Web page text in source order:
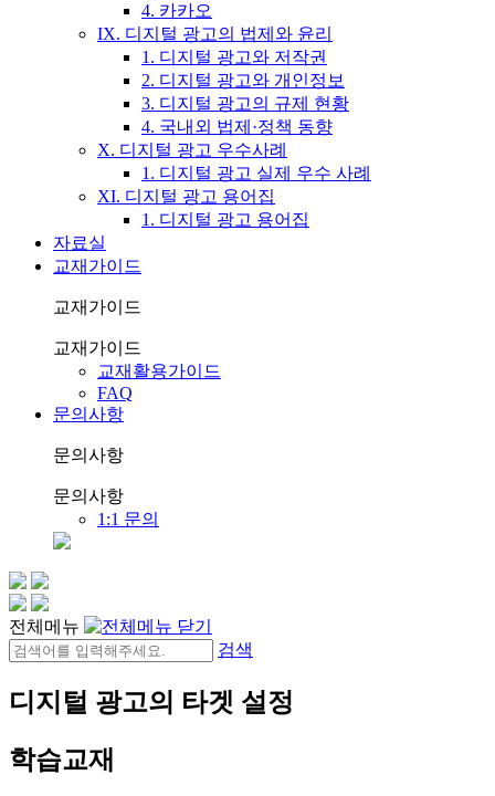
4. 카카오
IX. 디지털 광고의 법제와 윤리
1. 디지털 광고와 저작권
2. 디지털 광고와 개인정보
3. 디지털 광고의 규제 현황
4. 국내외 법제·정책 동향
X. 디지털 광고 우수사례
1. 디지털 광고 실제 우수 사례
XI. 디지털 광고 용어집
1. 디지털 광고 용어집
자료실
교재가이드
교재가이드
교재가이드
교재활용가이드
FAQ
문의사항
문의사항
문의사항
1:1 문의
전체메뉴
검색
디지털 광고의 타겟 설정
학습교재